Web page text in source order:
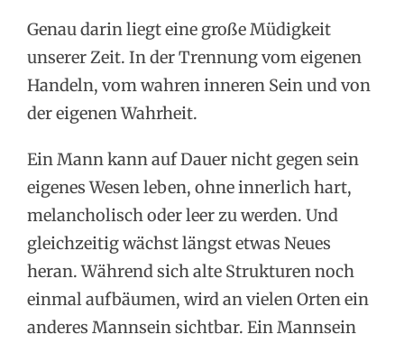
Genau darin liegt eine große Müdigkeit
unserer Zeit. In der Trennung vom eigenen
Handeln, vom wahren inneren Sein und von
der eigenen Wahrheit.
Ein Mann kann auf Dauer nicht gegen sein
eigenes Wesen leben, ohne innerlich hart,
melancholisch oder leer zu werden. Und
gleichzeitig wächst längst etwas Neues
heran. Während sich alte Strukturen noch
einmal aufbäumen, wird an vielen Orten ein
anderes Mannsein sichtbar. Ein Mannsein